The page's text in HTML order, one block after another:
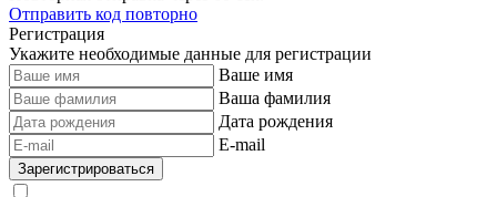
Отправить код повторно
Регистрация
Укажите необходимые данные для регистрации
Ваше имя
Ваша фамилия
Дата рождения
E-mail
Зарегистрироваться